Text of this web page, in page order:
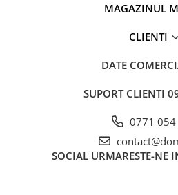
MAGAZINUL
CLIENTI
DATE
SUPORT CLIENTI
0771 054
SOCIAL URMARESTE-NE